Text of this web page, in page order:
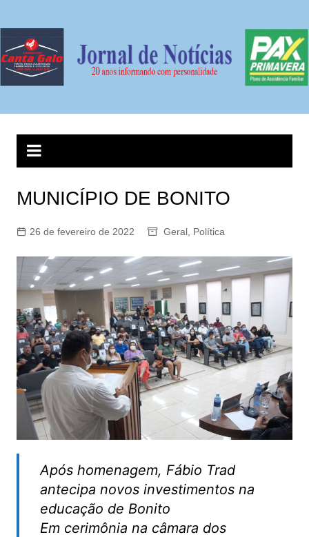
conteúdo
MUNICÍPIO DE BONITO
26 de fevereiro de 2022 Geral, Política
Após homenagem, Fábio Trad
antecipa novos investimentos na
educação de Bonito
Em cerimônia na câmara dos